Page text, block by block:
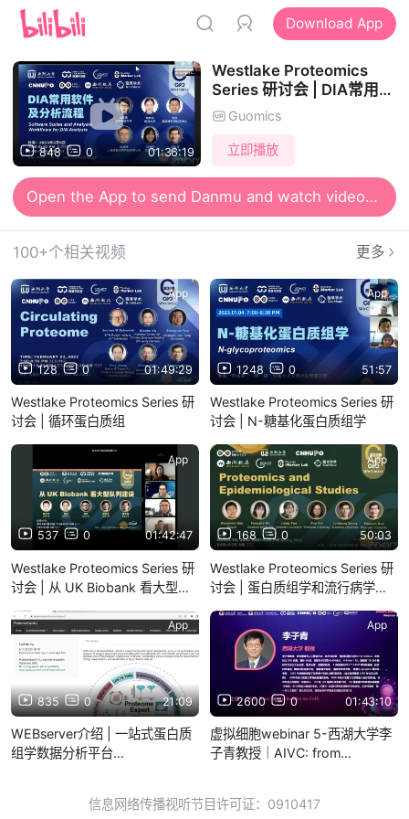
Download App
848 0 01:36:19
Westlake Proteomics
Series 研讨会 | DIA常用软
件及分析流程
Guomics
立即播放
Open the App to send Danmu and watch videos together
100+个相关视频 更多
128 0 01:49:29
App
Westlake Proteomics Series 研
讨会 | 循环蛋白质组
1248 0 51:57
App
Westlake Proteomics Series 研
讨会 | N-糖基化蛋白质组学
537 0 01:42:47
App
Westlake Proteomics Series 研
讨会 | 从 UK Biobank 看大型队
168 0 50:03
App
Westlake Proteomics Series 研
讨会 | 蛋白质组学和流行病学研
835 0 21:09
App
WEBserver介绍 | 一站式蛋白质
组学数据分析平台
2600 0 01:43:10
App
虚拟细胞webinar 5-西湖大学李
子青教授｜AIVC: from
信息网络传播视听节目许可证：0910417